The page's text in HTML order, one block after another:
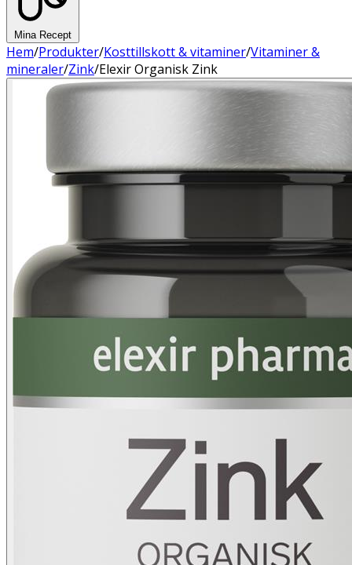
Mina Recept
Hem/Produkter/Kosttillskott & vitaminer/Vitaminer &
mineraler/Zink/Elexir Organisk Zink